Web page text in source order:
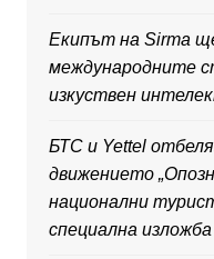
Екипът на Sirma
международните
изкуствен
БТС и Yettel
движението
национални
специална